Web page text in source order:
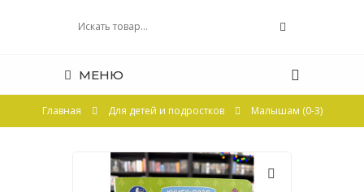
МЕНЮ
Главная Для детей и подростков Малышам (0-3)